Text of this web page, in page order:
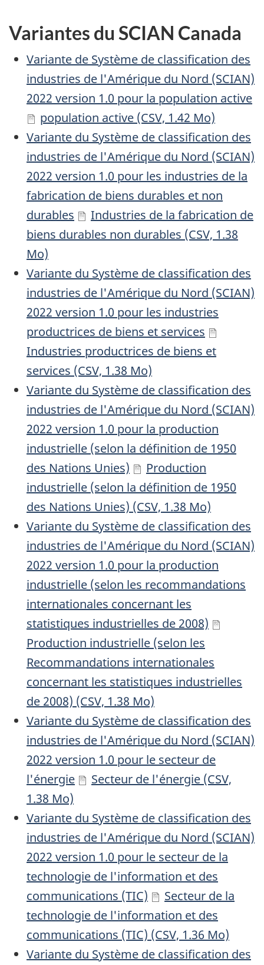
Variantes du SCIAN Canada
Variante de Système de classification des
industries de l'Amérique du Nord (SCIAN)
2022 version 1.0 pour la population active
population active (CSV, 1.42 Mo)
Variante du Système de classification des
industries de l'Amérique du Nord (SCIAN)
2022 version 1.0 pour les industries de la
fabrication de biens durables et non
durables
Industries de la fabrication de
biens durables non durables (CSV, 1.38
Mo)
Variante du Système de classification des
industries de l'Amérique du Nord (SCIAN)
2022 version 1.0 pour les industries
productrices de biens et services
Industries productrices de biens et
services (CSV, 1.38 Mo)
Variante du Système de classification des
industries de l'Amérique du Nord (SCIAN)
2022 version 1.0 pour la production
industrielle (selon la définition de 1950
des Nations Unies)
Production
industrielle (selon la définition de 1950
des Nations Unies) (CSV, 1.38 Mo)
Variante du Système de classification des
industries de l'Amérique du Nord (SCIAN)
2022 version 1.0 pour la production
industrielle (selon les recommandations
internationales concernant les
statistiques industrielles de 2008)
Production industrielle (selon les
Recommandations internationales
concernant les statistiques industrielles
de 2008) (CSV, 1.38 Mo)
Variante du Système de classification des
industries de l'Amérique du Nord (SCIAN)
2022 version 1.0 pour le secteur de
l'énergie
Secteur de l'énergie (CSV,
1.38 Mo)
Variante du Système de classification des
industries de l'Amérique du Nord (SCIAN)
2022 version 1.0 pour le secteur de la
technologie de l'information et des
communications (TIC)
Secteur de la
technologie de l'information et des
communications (TIC) (CSV, 1.36 Mo)
Variante du Système de classification des